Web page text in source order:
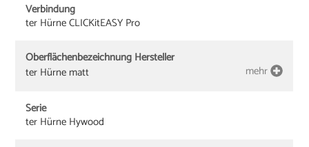
Verbindung
ter Hürne CLICKitEASY Pro
Oberflächenbezeichnung Hersteller
ter Hürne matt
mehr
Serie
ter Hürne Hywood